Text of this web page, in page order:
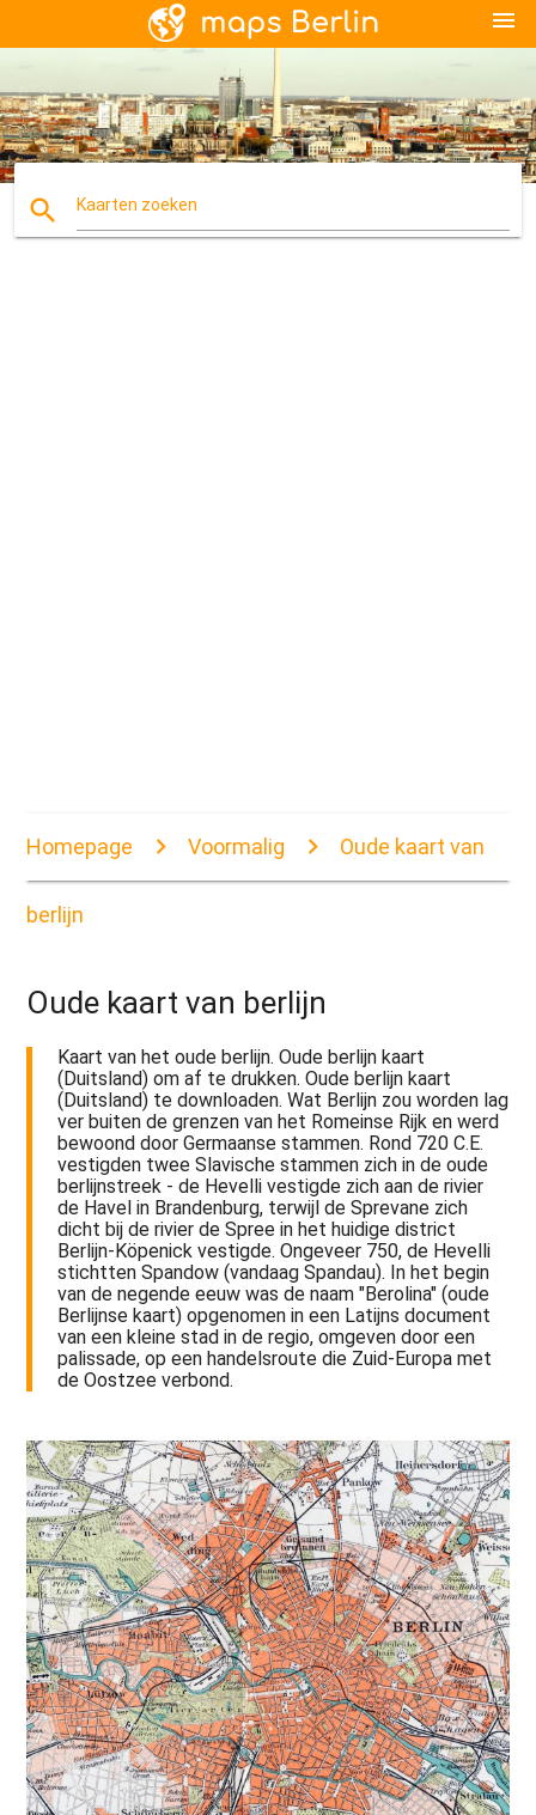
menu
search Kaarten zoeken
Homepage Voormalig Oude kaart van
berlijn
Oude kaart van berlijn
Kaart van het oude berlijn. Oude berlijn kaart
(Duitsland) om af te drukken. Oude berlijn kaart
(Duitsland) te downloaden. Wat Berlijn zou worden lag
ver buiten de grenzen van het Romeinse Rijk en werd
bewoond door Germaanse stammen. Rond 720 C.E.
vestigden twee Slavische stammen zich in de oude
berlijnstreek - de Hevelli vestigde zich aan de rivier
de Havel in Brandenburg, terwijl de Sprevane zich
dicht bij de rivier de Spree in het huidige district
Berlijn-Köpenick vestigde. Ongeveer 750, de Hevelli
stichtten Spandow (vandaag Spandau). In het begin
van de negende eeuw was de naam "Berolina" (oude
Berlijnse kaart) opgenomen in een Latijns document
van een kleine stad in de regio, omgeven door een
palissade, op een handelsroute die Zuid-Europa met
de Oostzee verbond.